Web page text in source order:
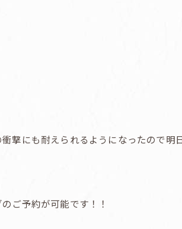
撃にも耐えられるようになったので明
ご予約が可能です！！